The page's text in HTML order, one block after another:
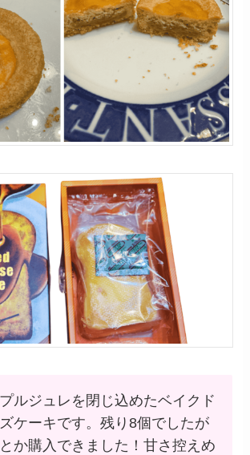
ルジュレを閉じ込めたベイクド
ケーキです。残り8個でしたが
か購入できました！甘さ控えめ